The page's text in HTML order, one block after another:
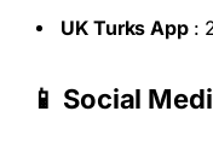
UK Turks App :
📱 Social